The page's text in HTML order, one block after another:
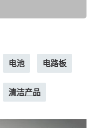
电池 电路板
清洁产品